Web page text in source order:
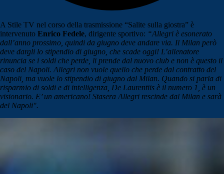
A Stile TV nel corso della trasmissione “Salite sulla giostra” è
intervenuto Enrico Fedele, dirigente sportivo: “Allegri è esonerato
dall’anno prossimo, quindi da giugno deve andare via. Il Milan però
deve dargli lo stipendio di giugno, che scade oggi! L’allenatore
rinuncia se i soldi che perde, li prende dal nuovo club e non è questo il
caso del Napoli. Allegri non vuole quello che perde dal contratto del
Napoli, ma vuole lo stipendio di giugno dal Milan. Quando si parla di
risparmio di soldi e di intelligenza, De Laurentiis è il numero 1, è un
visionario. E’ un americano! Stasera Allegri rescinde dal Milan e sarà
del Napoli".